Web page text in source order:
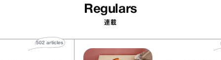
Regulars
連載
502articles